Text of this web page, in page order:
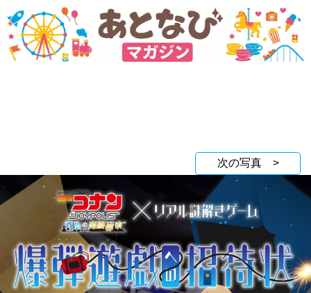
次の写真 >